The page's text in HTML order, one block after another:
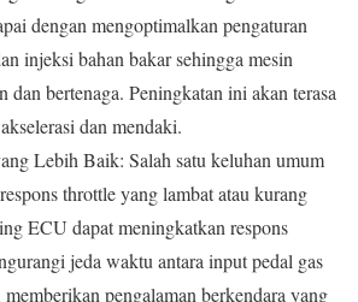
dengan mengoptimalkan pengaturan
injeksi bahan bakar sehingga mesin
dan bertenaga. Peningkatan ini akan terasa
dan mendaki.
Lebih Baik: Salah satu keluhan umum
throttle yang lambat atau kurang
ECU dapat meningkatkan respons
jeda waktu antara input pedal gas
memberikan pengalaman berkendara yang